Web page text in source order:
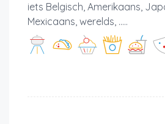
iets Belgisch, Amerikaans,
Mexicaans, werelds, .....